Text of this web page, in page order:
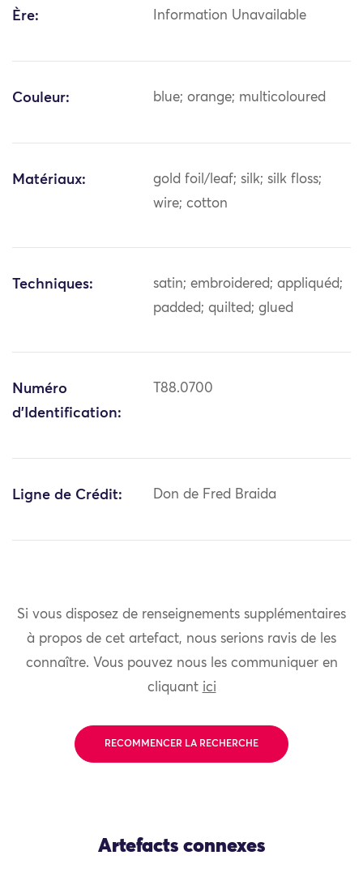
Ère: Information Unavailable
Couleur: blue; orange; multicoloured
Matériaux:
gold foil/leaf; silk; silk floss;
wire; cotton
Techniques:
satin; embroidered; appliquéd;
padded; quilted; glued
Numéro
d'Identification:
T88.0700
Ligne de Crédit: Don de Fred Braida
Si vous disposez de renseignements supplémentaires
à propos de cet artefact, nous serions ravis de les
connaître. Vous pouvez nous les communiquer en
cliquant ici
RECOMMENCER LA RECHERCHE
Artefacts connexes